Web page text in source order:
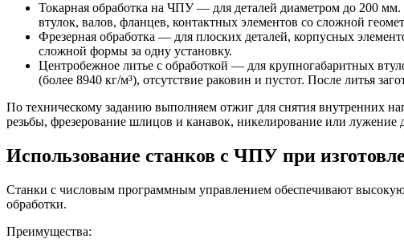
Токарная обработка на ЧПУ — для деталей диаметром до 200
втулок, валов, фланцев, контактных элементов со сложной
Фрезерная обработка — для плоских деталей, корпусных
сложной формы за одну установку.
Центробежное литье с обработкой — для крупногабаритных
(более 8940 кг/м³), отсутствие раковин и пустот. После литья
По техническому заданию выполняем отжиг для снятия внутренних
резьбы, фрезерование шлицов и канавок, никелирование или лужение
Использование станков с ЧПУ при
Станки с числовым программным управлением обеспечивают
обработки.
Преимущества: